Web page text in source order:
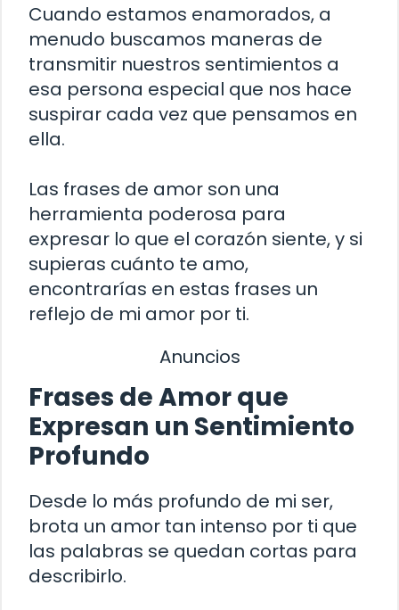
Cuando estamos enamorados, a
menudo buscamos maneras de
transmitir nuestros sentimientos a
esa persona especial que nos hace
suspirar cada vez que pensamos en
ella.
Las frases de amor son una
herramienta poderosa para
expresar lo que el corazón siente, y si
supieras cuánto te amo,
encontrarías en estas frases un
reflejo de mi amor por ti.
Anuncios
Frases de Amor que
Expresan un Sentimiento
Profundo
Desde lo más profundo de mi ser,
brota un amor tan intenso por ti que
las palabras se quedan cortas para
describirlo.